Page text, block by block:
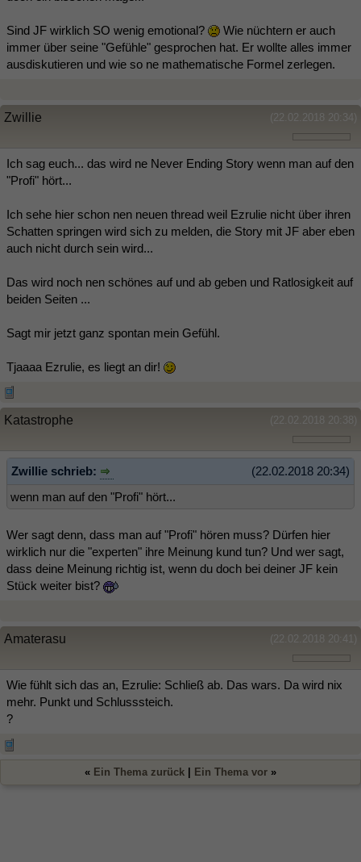
Sind JF wirklich SO wenig emotional?
Wie nüchtern er auch
immer über seine "Gefühle" gesprochen hat. Er wollte alles immer
ausdiskutieren und wie so ne mathematische Formel zerlegen.
(22.02.2018 20:34)
Zwillie
Ich sag euch... das wird ne Never Ending Story wenn man auf den
"Profi" hört...
Ich sehe hier schon nen neuen thread weil Ezrulie nicht über ihren
Schatten springen wird sich zu melden, die Story mit JF aber eben
auch nicht durch sein wird...
Das wird noch nen schönes auf und ab geben und Ratlosigkeit auf
beiden Seiten ...
Sagt mir jetzt ganz spontan mein Gefühl.
Tjaaaa Ezrulie, es liegt an dir!
(22.02.2018 20:38)
Katastrophe
(22.02.2018 20:34)
Zwillie schrieb:
wenn man auf den "Profi" hört...
Wer sagt denn, dass man auf "Profi" hören muss? Dürfen hier
wirklich nur die "experten" ihre Meinung kund tun? Und wer sagt,
dass deine Meinung richtig ist, wenn du doch bei deiner JF kein
Stück weiter bist?
(22.02.2018 20:41)
Amaterasu
Wie fühlt sich das an, Ezrulie: Schließ ab. Das wars. Da wird nix
mehr. Punkt und Schlusssteich.
?
« Ein Thema zurück Ein Thema vor »